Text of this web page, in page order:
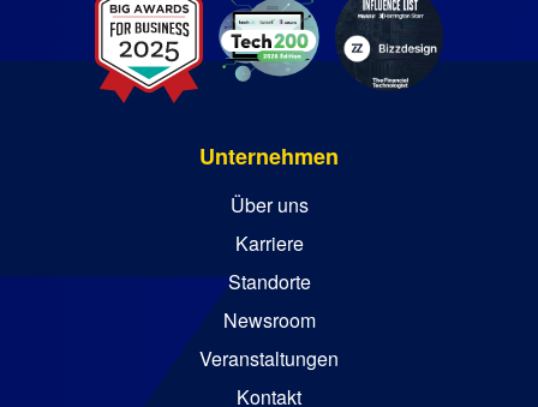
Unternehmen
Über uns
Karriere
Standorte
Newsroom
Veranstaltungen
Kontakt